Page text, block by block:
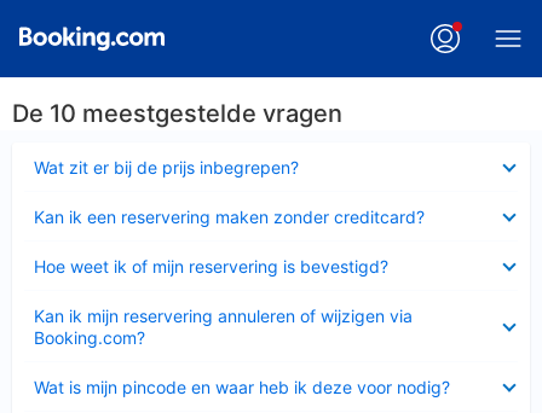
De 10 meestgestelde vragen
Wat zit er bij de prijs inbegrepen?
Kan ik een reservering maken zonder creditcard?
Hoe weet ik of mijn reservering is bevestigd?
Kan ik mijn reservering annuleren of wijzigen via
Booking.com?
Wat is mijn pincode en waar heb ik deze voor nodig?